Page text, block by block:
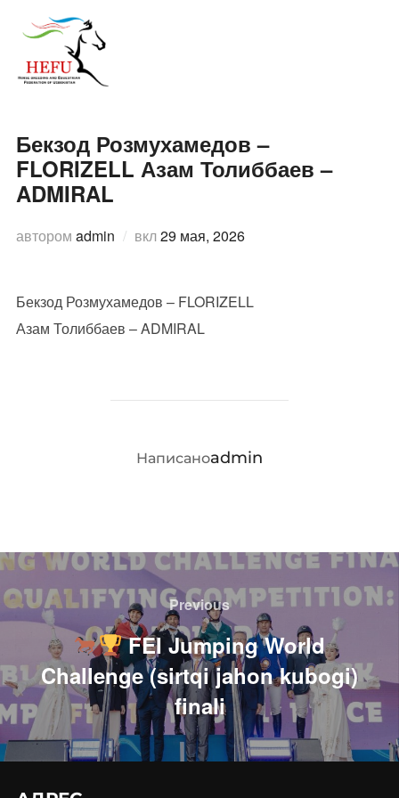
содержимому
Бекзод Розмухамедов –
FLORIZELL Азам Толиббаев –
ADMIRAL
автором admin вклОпубликовано
29 мая, 2026
Бекзод Розмухамедов – FLORIZELL
Азам Толиббаев – ADMIRAL
АВТОР ЗАПИСИ
Написаноadmin
Навигация
по
записям
Previous
Previous
FEI Jumping World
Challenge (sirtqi jahon kubogi)
finali